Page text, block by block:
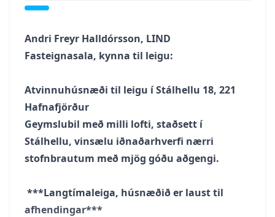
Andri Freyr Halldórsson, LIND
Fasteignasala, kynna til leigu:
Atvinnuhúsnæði til leigu í Stálhellu 18, 221
Hafnafjörður
Geymslubil með milli lofti, staðsett í
Stálhellu, vinsælu iðnaðarhverfi nærri
stofnbrautum með mjög góðu aðgengi.
***Langtímaleiga, húsnæðið er laust til
afhendingar***